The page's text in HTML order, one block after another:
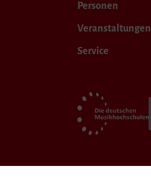
Personen
Veranstaltungen
Service